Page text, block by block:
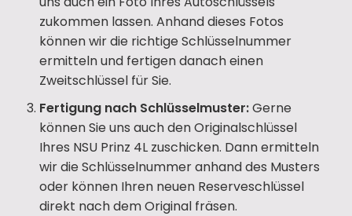
zukommen lassen. Anhand dieses Fotos
können wir die richtige Schlüsselnummer
ermitteln und fertigen danach einen
Zweitschlüssel für Sie.
Fertigung nach Schlüsselmuster:Gerne
können Sie uns auch den Originalschlüssel
Ihres NSU Prinz 4L zuschicken. Dann ermitteln
wir die Schlüsselnummer anhand des Musters
oder können Ihren neuen Reserveschlüssel
direkt nach dem Original fräsen.